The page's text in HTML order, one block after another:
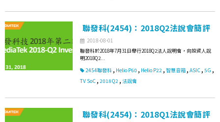
聯發科(2454)：2018Q2法說會簡評
2018-08-01
聯發科於2018年7月31日舉行2018Q2法人說明會，向投資人說
明2018Q2...
2454聯發科 , Helio P60 , Helio P22 , 智慧音箱 , ASIC , 5G ,
TV SoC , 2018Q2 , 法說會
聯發科(2454)：2018Q1法說會簡評